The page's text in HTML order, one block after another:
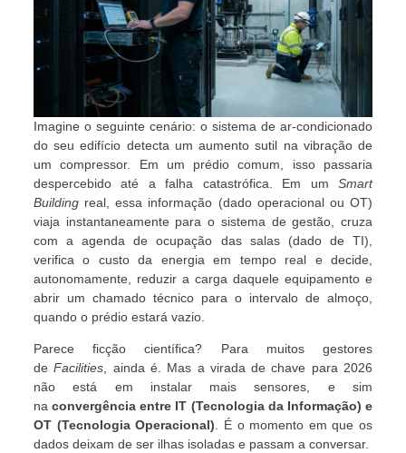
Imagine o seguinte cenário: o sistema de ar-condicionado
do seu edifício detecta um aumento sutil na vibração de
um compressor. Em um prédio comum, isso passaria
despercebido até a falha catastrófica. Em um Smart
Building real, essa informação (dado operacional ou OT)
viaja instantaneamente para o sistema de gestão, cruza
com a agenda de ocupação das salas (dado de TI),
verifica o custo da energia em tempo real e decide,
autonomamente, reduzir a carga daquele equipamento e
abrir um chamado técnico para o intervalo de almoço,
quando o prédio estará vazio.
Parece ficção científica? Para muitos gestores
deFacilities, ainda é. Mas a virada de chave para 2026
não está em instalar mais sensores, e sim
naconvergência entre IT (Tecnologia da Informação) e
OT (Tecnologia Operacional). É o momento em que os
dados deixam de ser ilhas isoladas e passam a conversar.